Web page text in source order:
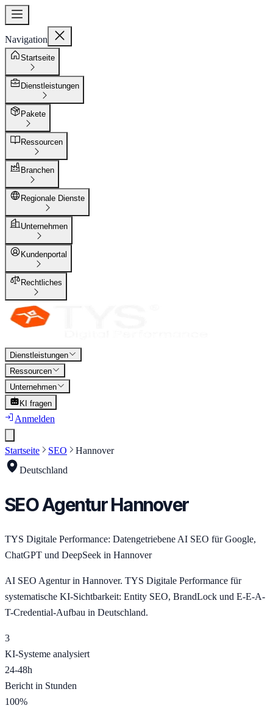
Navigation
Startseite
Dienstleistungen
Pakete
Ressourcen
Branchen
Regionale Dienste
Unternehmen
Kundenportal
Rechtliches
Dienstleistungen
Ressourcen
Unternehmen
KI fragen
Anmelden
Startseite SEO
Hannover
Deutschland
SEOAgenturHannover
TYS Digitale Performance: Datengetriebene AI SEO für Google,
ChatGPT und DeepSeek in Hannover
AI SEO Agentur in Hannover. TYS Digitale Performance für
systematische KI-Sichtbarkeit: Entity SEO, BrandLock und E-E-A-
T-Credential-Aufbau in Deutschland.
3
KI-Systeme analysiert
24-48h
Bericht in Stunden
100%